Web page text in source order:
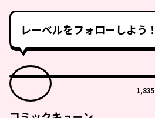
レーベルをフォローしよう！
1,835